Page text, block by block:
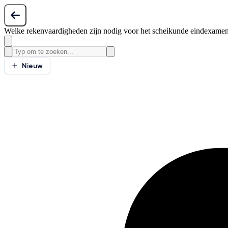
Welke rekenvaardigheden zijn nodig voor het scheikunde
Nieuw